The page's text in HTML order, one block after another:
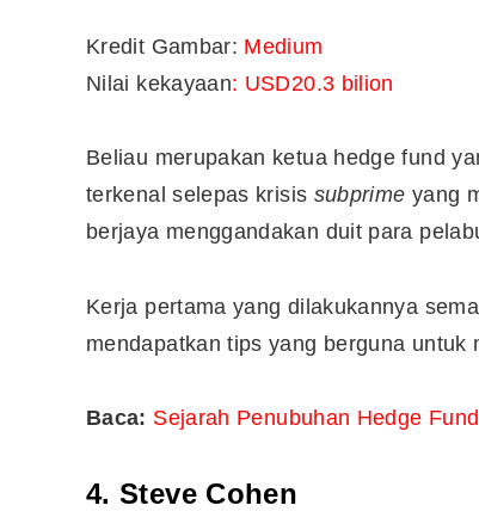
Kredit Gambar: Medium
Nilai kekayaan: USD20.3 bilion
Beliau merupakan ketua hedge fund
terkenal selepas krisis subprime yang
berjaya menggandakan duit para
Kerja pertama yang dilakukannya
mendapatkan tips yang berguna untuk
Baca: Sejarah Penubuhan Hedge
4. Steve Cohen